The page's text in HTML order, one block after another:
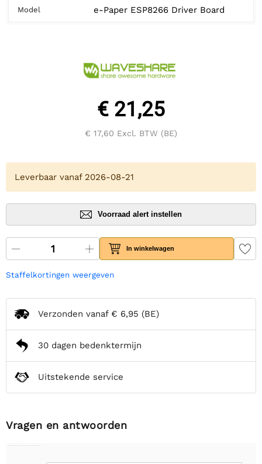
Model e-Paper ESP8266 Driver Board
€ 21,25
€ 17,60 Excl. BTW (BE)
Leverbaar vanaf 2026-08-21
Voorraad alert instellen
In winkelwagen
Staffelkortingen weergeven
Verzonden vanaf € 6,95 (BE)
30 dagen bedenktermijn
Uitstekende service
Vragen en antwoorden